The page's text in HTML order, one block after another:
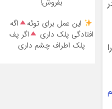
بفروش!
این عمل برای توئه
اگه
افتادگی پلک داری
اگر پف
پلک اطراف چشم داری